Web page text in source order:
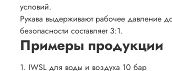
условий.
Рукава выдерживают рабочее давление
безопасности составляет 3:1.
Примеры продукции
1. IWSL для воды и воздуха 10 бар